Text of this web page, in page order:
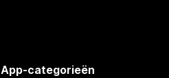
App-categorieën